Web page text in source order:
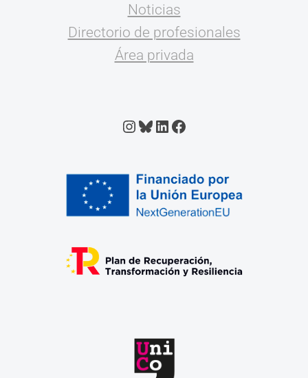
Noticias
Directorio de profesionales
Área privada
Instagram
Bluesky
LinkedIn
Facebook